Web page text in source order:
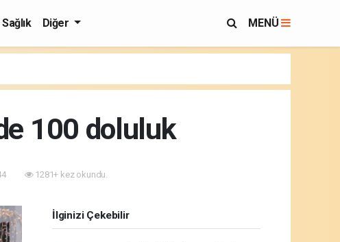
Sağlık Diğer MENÜ
100 doluluk
1281+ kez okundu.
İlginizi Çekebilir